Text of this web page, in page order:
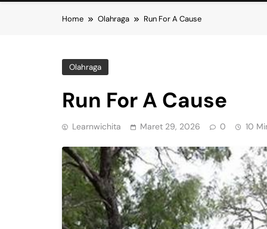
Home Olahraga Run For A Cause
Olahraga
Run For A Cause
Learnwichita Maret 29, 2026 0 10